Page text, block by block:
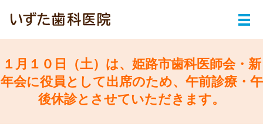
メ
１月１０日（土）は、姫路市歯科医師会・新
年会に役員として出席のため、午前診療・午
後休診とさせていただきます。